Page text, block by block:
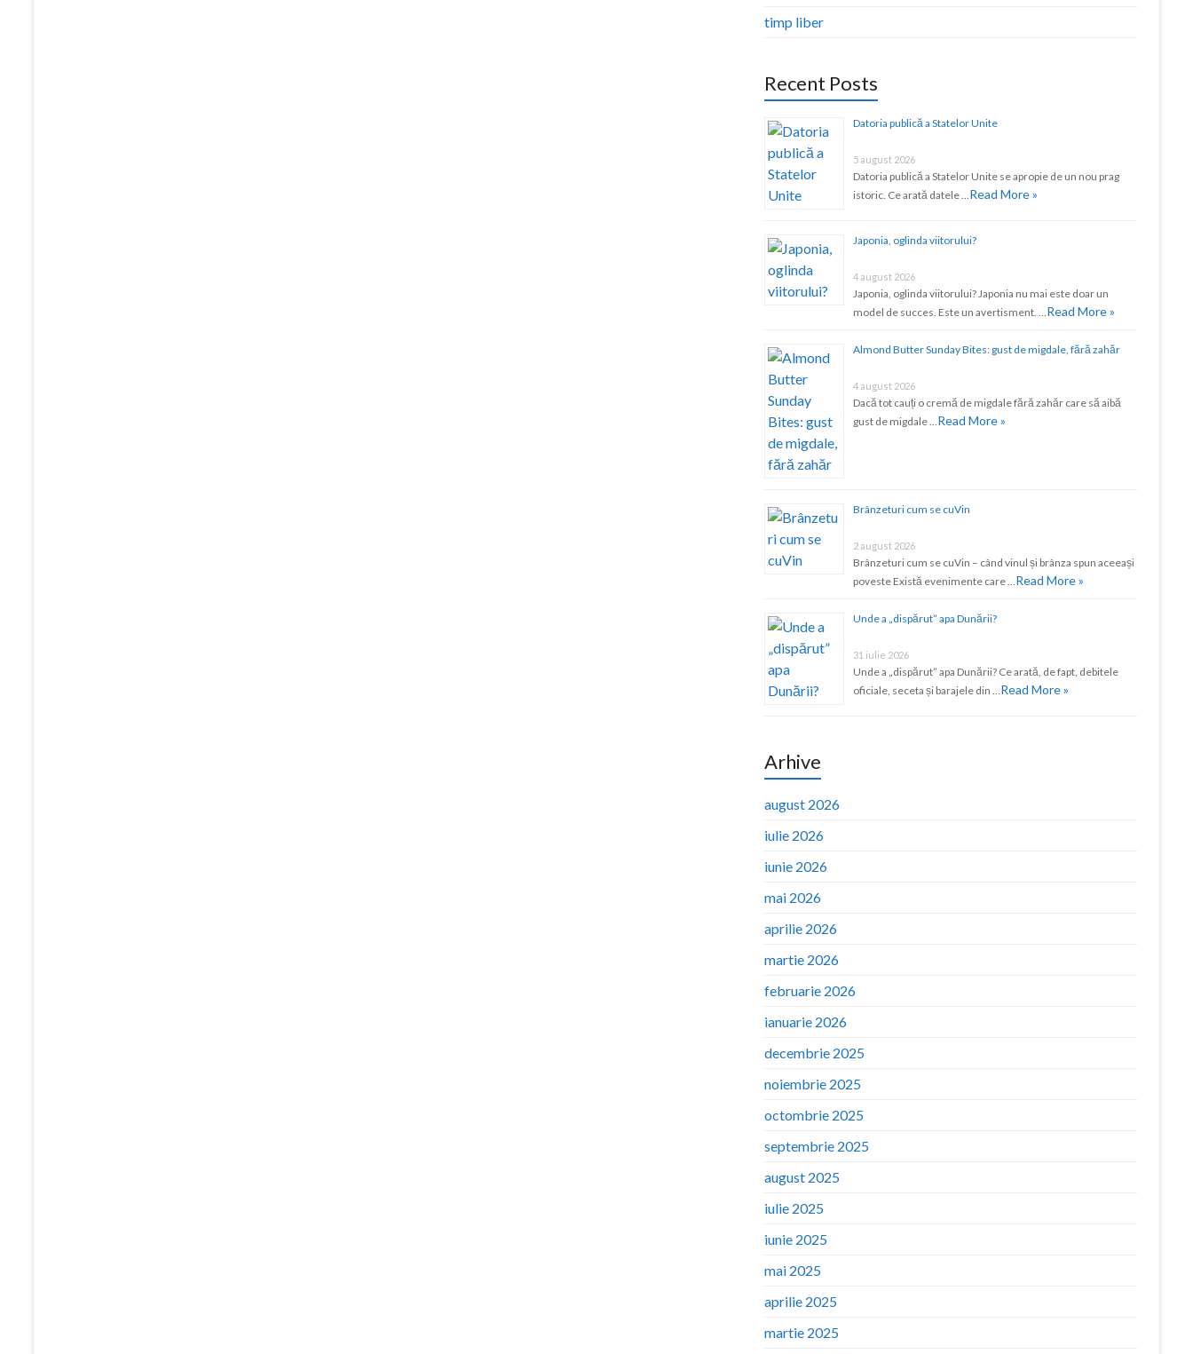
timp liber
Recent Posts
Datoria publică a Statelor Unite
5 august 2026
Datoria publică a Statelor Unite se apropie de un nou prag
istoric. Ce arată datele …Read More »
Japonia, oglinda viitorului?
4 august 2026
Japonia, oglinda viitorului? Japonia nu mai este doar un
model de succes. Este un avertisment. …Read More »
Almond Butter Sunday Bites: gust de migdale, fără zahăr
4 august 2026
Dacă tot cauți o cremă de migdale fără zahăr care să aibă
gust de migdale …Read More »
Brânzeturi cum se cuVin
2 august 2026
Brânzeturi cum se cuVin – când vinul și brânza spun aceeași
poveste Există evenimente care …Read More »
Unde a „dispărut” apa Dunării?
31 iulie 2026
Unde a „dispărut” apa Dunării? Ce arată, de fapt, debitele
oficiale, seceta și barajele din …Read More »
Arhive
august 2026
iulie 2026
iunie 2026
mai 2026
aprilie 2026
martie 2026
februarie 2026
ianuarie 2026
decembrie 2025
noiembrie 2025
octombrie 2025
septembrie 2025
august 2025
iulie 2025
iunie 2025
mai 2025
aprilie 2025
martie 2025